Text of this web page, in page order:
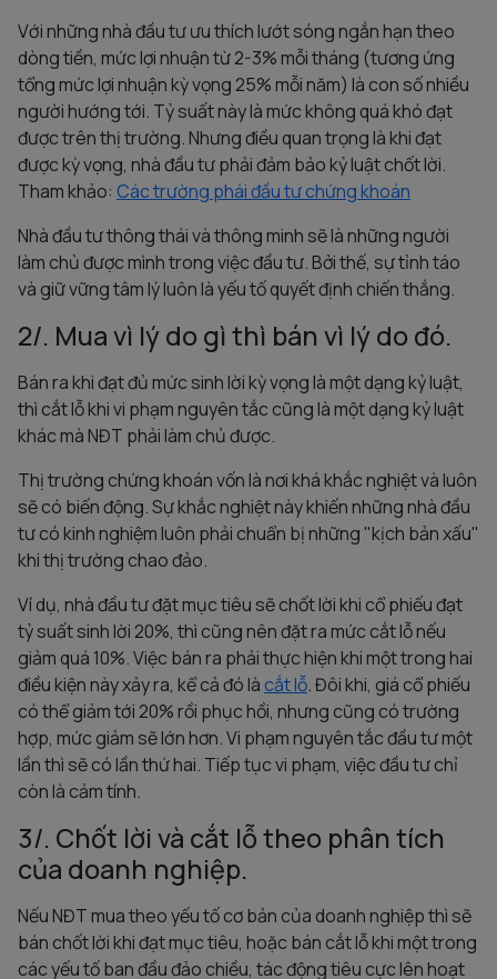
Với những nhà đầu tư ưu thích lướt sóng ngắn hạn theo
dòng tiền, mức lợi nhuận từ 2-3% mỗi tháng (tương ứng
tổng mức lợi nhuận kỳ vọng 25% mỗi năm) là con số nhiều
người hướng tới. Tỷ suất này là mức không quá khó đạt
được trên thị trường. Nhưng điều quan trọng là khi đạt
được kỳ vọng, nhà đầu tư phải đảm bảo kỷ luật chốt lời.
Tham khảo: Các trường phái đầu tư chứng khoán
Nhà đầu tư thông thái và thông minh sẽ là những người
làm chủ được mình trong việc đầu tư. Bởi thế, sự tỉnh táo
và giữ vững tâm lý luôn là yếu tố quyết định chiến thắng.
2/. Mua vì lý do gì thì bán vì lý do đó.
Bán ra khi đạt đủ mức sinh lời kỳ vọng là một dạng kỷ luật,
thì cắt lỗ khi vi phạm nguyên tắc cũng là một dạng kỷ luật
khác mà NĐT phải làm chủ được.
Thị trường chứng khoán vốn là nơi khá khắc nghiệt và luôn
sẽ có biến động. Sự khắc nghiệt này khiến những nhà đầu
tư có kinh nghiệm luôn phải chuẩn bị những "kịch bản xấu"
khi thị trường chao đảo.
Ví dụ, nhà đầu tư đặt mục tiêu sẽ chốt lời khi cổ phiếu đạt
tỷ suất sinh lời 20%, thì cũng nên đặt ra mức cắt lỗ nếu
giảm quá 10%. Việc bán ra phải thực hiện khi một trong hai
điều kiện này xảy ra, kể cả đó làcắt lỗ. Đôi khi, giá cổ phiếu
có thể giảm tới 20% rồi phục hồi, nhưng cũng có trường
hợp, mức giảm sẽ lớn hơn. Vi phạm nguyên tắc đầu tư một
lần thì sẽ có lần thứ hai. Tiếp tục vi phạm, việc đầu tư chỉ
còn là cảm tính.
3/. Chốt lời và cắt lỗ theo phân tích
của doanh nghiệp.
Nếu NĐT mua theo yếu tố cơ bản của doanh nghiệp thì sẽ
bán chốt lời khi đạt mục tiêu, hoặc bán cắt lỗ khi một trong
các yếu tố ban đầu đảo chiều, tác động tiêu cực lên hoạt